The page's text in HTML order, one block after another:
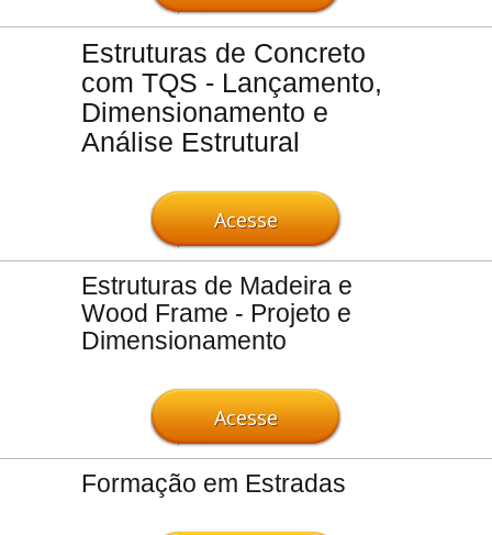
Estruturas de Concreto
com TQS - Lançamento,
Dimensionamento e
Análise Estrutural
Acesse
Estruturas de Madeira e
Wood Frame - Projeto e
Dimensionamento
Acesse
Formação em Estradas